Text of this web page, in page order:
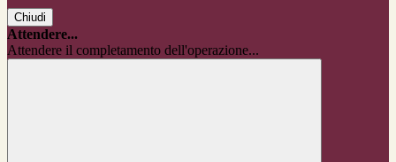
Chiudi
Attendere...
Attendere il completamento dell'operazione...